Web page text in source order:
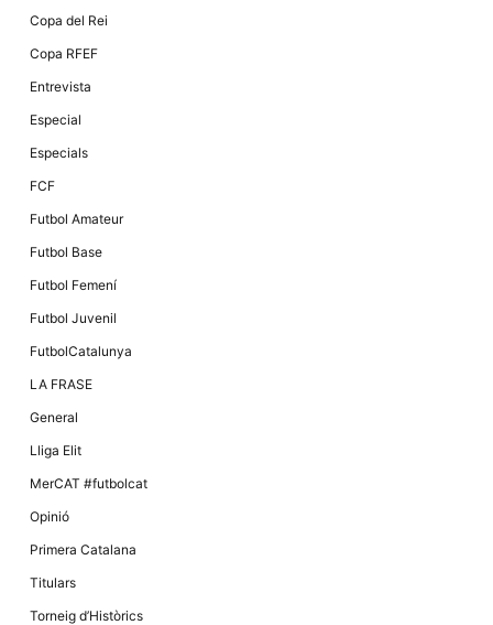
Copa del Rei
Copa RFEF
Entrevista
Especial
Especials
FCF
Futbol Amateur
Futbol Base
Futbol Femení
Futbol Juvenil
FutbolCatalunya
LA FRASE
General
Lliga Elit
MerCAT #futbolcat
Opinió
Primera Catalana
Titulars
Torneig d’Històrics